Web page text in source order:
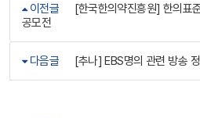
이전글
[한국한의약진흥원] 한의표
공모전
다음글 [추나] EBS명의 관련 방송